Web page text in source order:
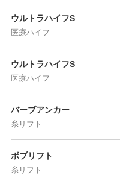
ウルトラハイフS
医療ハイフ
ウルトラハイフS
医療ハイフ
バーブアンカー
糸リフト
ボブリフト
糸リフト